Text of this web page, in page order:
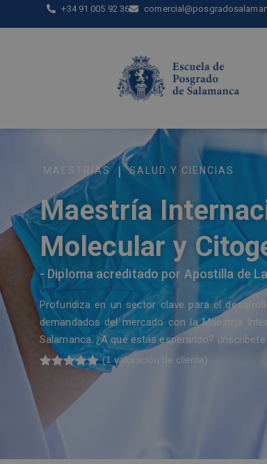
+34 91 005 92 36
MAESTRÍAS | SALUD Y CIENCIAS
Maestría
Molecular y
- Diploma acreditado por Apostilla de
Profundiza en un sector clave para el
demandados del mercado con la Maestría
Salamanca. ¿A qué estás esperando?
de
5 en base
valoración
de un
cliente
(1 valoración de cliente)